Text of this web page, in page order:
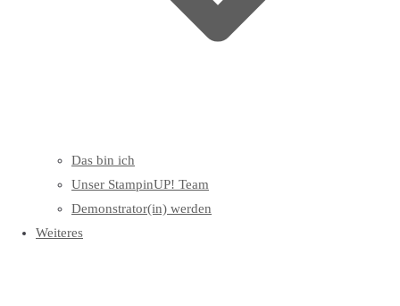
Das bin ich
Unser StampinUP! Team
Demonstrator(in) werden
Weiteres